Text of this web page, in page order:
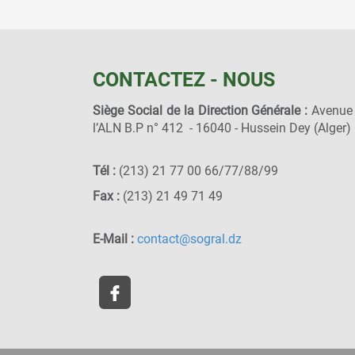
CONTACTEZ - NOUS
Siège Social de la Direction Générale :
l’ALN B.P n° 412 - 16040 - Hussein Dey (Alger)
Tél : (213) 21 77 00 66/77/88/99
Fax : (213) 21 49 71 49
E-Mail : contact@sogral.dz